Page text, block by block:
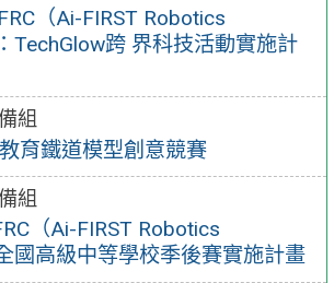
（Ai-FIRST Robotics
TechGlow跨 界科技活動實施計
組
育鐵道模型創意競賽
組
（Ai-FIRST Robotics
國高級中等學校季後賽實施計畫